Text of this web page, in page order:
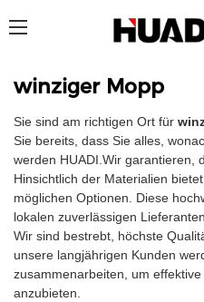
winziger Mopp
Sie sind am richtigen Ort für
Sie bereits, dass Sie alles,
werden HUADI.Wir garantieren,
Hinsichtlich der Materialien
möglichen Optionen. Diese
lokalen zuverlässigen
Wir sind bestrebt, höchste
unsere langjährigen Kunden
zusammenarbeiten, um
anzubieten.